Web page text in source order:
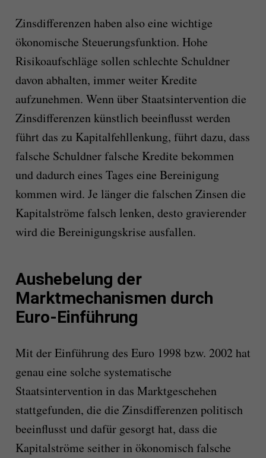
Zinsdifferenzen haben also eine wichtige
ökonomische Steuerungsfunktion. Hohe
Risikoaufschläge sollen schlechte Schuldner
davon abhalten, immer weiter Kredite
aufzunehmen. Wenn über Staatsintervention die
Zinsdifferenzen künstlich beeinflusst werden
führt das zu Kapitalfehllenkung, führt dazu, dass
falsche Schuldner falsche Kredite bekommen
und dadurch eines Tages eine Bereinigung
kommen wird. Je länger die falschen Zinsen die
Kapitalströme falsch lenken, desto gravierender
wird die Bereinigungskrise ausfallen.
Aushebelung der
Marktmechanismen durch
Euro-Einführung
Mit der Einführung des Euro 1998 bzw. 2002 hat
genau eine solche systematische
Staatsintervention in das Marktgeschehen
stattgefunden, die die Zinsdifferenzen politisch
beeinflusst und dafür gesorgt hat, dass die
Kapitalströme seither in ökonomisch falsche